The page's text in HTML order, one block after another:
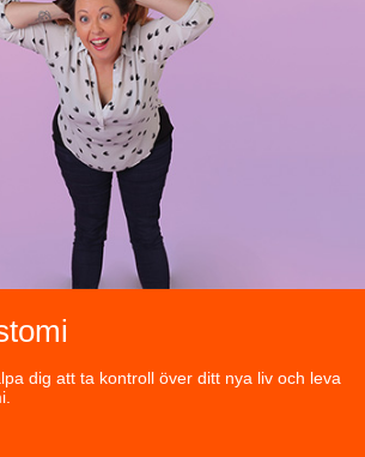
dig att ta kontroll över ditt nya liv och leva